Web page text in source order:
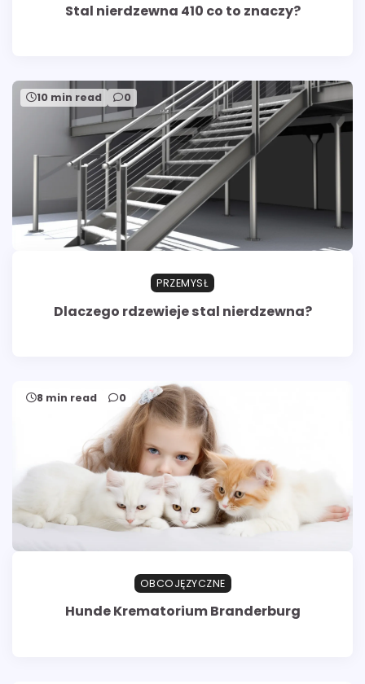
Stal nierdzewna 410 co to znaczy?
10 min read 0
PRZEMYSŁ
Dlaczego rdzewieje stal nierdzewna?
8 min read 0
OBCOJĘZYCZNE
Hunde Krematorium Branderburg